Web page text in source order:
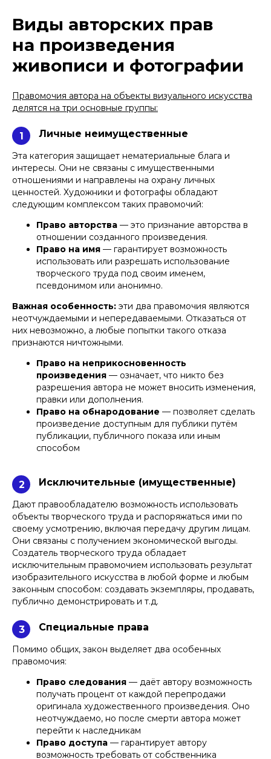
Виды авторских прав
на произведения
живописи и фотографии
Правомочия автора на объекты визуального искусства
делятся на три основные группы:
1 Личные неимущественные
Эта категория защищает нематериальные блага и
интересы. Они не связаны с имущественными
отношениями и направлены на охрану личных
ценностей. Художники и фотографы обладают
следующим комплексом таких правомочий:
Право авторства — это признание авторства в
отношении созданного произведения.
Право на имя — гарантирует возможность
использовать или разрешать использование
творческого труда под своим именем,
псевдонимом или анонимно.
Важная особенность: эти два правомочия являются
неотчуждаемыми и непередаваемыми. Отказаться от
них невозможно, а любые попытки такого отказа
признаются ничтожными.
Право на неприкосновенность
произведения — означает, что никто без
разрешения автора не может вносить изменения,
правки или дополнения.
Право на обнародование — позволяет сделать
произведение доступным для публики путём
публикации, публичного показа или иным
способом
2 Исключительные (имущественные)
Дают правообладателю возможность использовать
объекты творческого труда и распоряжаться ими по
своему усмотрению, включая передачу другим лицам.
Они связаны с получением экономической выгоды.
Создатель творческого труда обладает
исключительным правомочием использовать результат
изобразительного искусства в любой форме и любым
законным способом: создавать экземпляры, продавать,
публично демонстрировать и т.д.
3 Специальные права
Помимо общих, закон выделяет два особенных
правомочия:
Право следования — даёт автору возможность
получать процент от каждой перепродажи
оригинала художественного произведения. Оно
неотчуждаемо, но после смерти автора может
перейти к наследникам
Право доступа — гарантирует автору
возможность требовать от собственника